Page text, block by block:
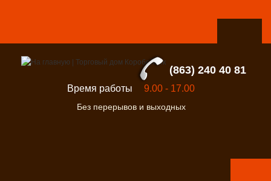
(863) 240 40 81
Время работы 9.00 - 17.00
Без перерывов и выходных